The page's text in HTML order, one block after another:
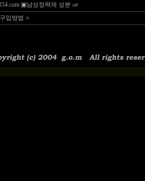
▣남성정력제 성분 ㎠
입방법 ∩